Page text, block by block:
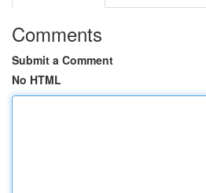
Comments
Submit a Comment
No HTML